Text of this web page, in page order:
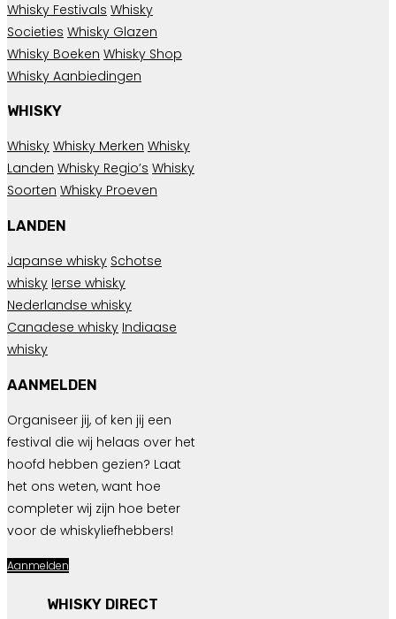
Whisky Festivals Whisky
Societies Whisky Glazen
Whisky Boeken Whisky Shop
Whisky Aanbiedingen
WHISKY
Whisky Whisky Merken Whisky
Landen Whisky Regio’s Whisky
Soorten Whisky Proeven
LANDEN
Japanse whisky Schotse
whisky Ierse whisky
Nederlandse whisky
Canadese whisky Indiaase
whisky
AANMELDEN
Organiseer jij, of ken jij een
festival die wij helaas over het
hoofd hebben gezien? Laat
het ons weten, want hoe
completer wij zijn hoe beter
voor de whiskyliefhebbers!
Aanmelden
WHISKY DIRECT